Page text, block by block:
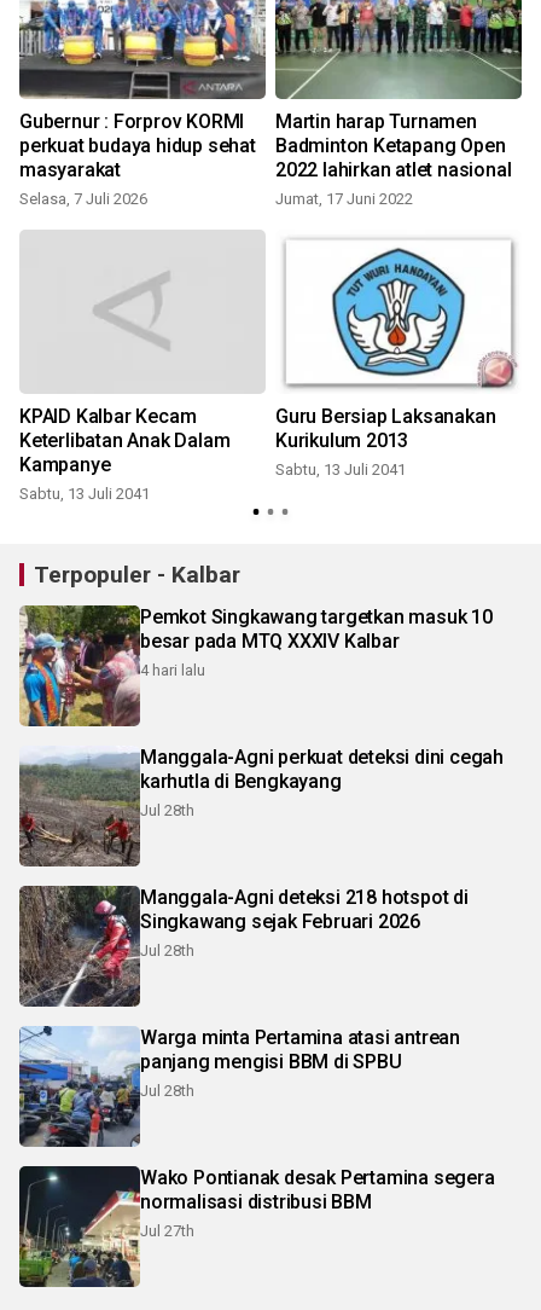
Gubernur : Forprov KORMI
perkuat budaya hidup sehat
masyarakat
Selasa, 7 Juli 2026
Martin harap Turnamen
Badminton Ketapang Open
2022 lahirkan atlet nasional
Jumat, 17 Juni 2022
KPAID Kalbar Kecam
Keterlibatan Anak Dalam
Kampanye
Sabtu, 13 Juli 2041
Guru Bersiap Laksanakan
Kurikulum 2013
Sabtu, 13 Juli 2041
Terpopuler - Kalbar
Pemkot Singkawang targetkan masuk 10
besar pada MTQ XXXIV Kalbar
4 hari lalu
Manggala-Agni perkuat deteksi dini cegah
karhutla di Bengkayang
Jul 28th
Manggala-Agni deteksi 218 hotspot di
Singkawang sejak Februari 2026
Jul 28th
Warga minta Pertamina atasi antrean
panjang mengisi BBM di SPBU
Jul 28th
Wako Pontianak desak Pertamina segera
normalisasi distribusi BBM
Jul 27th